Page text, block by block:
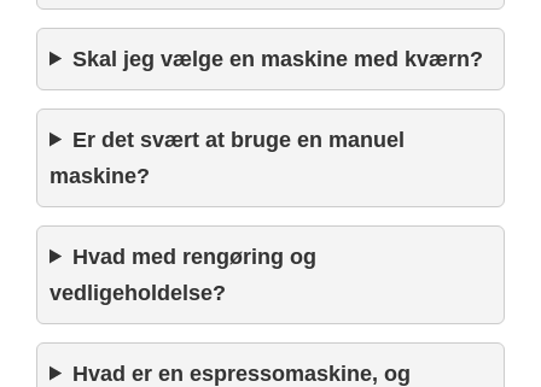
Skal jeg vælge en maskine med kværn?
Er det svært at bruge en manuel
maskine?
Hvad med rengøring og
vedligeholdelse?
Hvad er en espressomaskine, og